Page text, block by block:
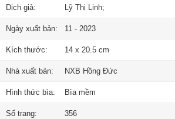
Dịch giả: Lỹ Thị Linh;
Ngày xuất bản: 11 - 2023
Kích thước: 14 x 20.5 cm
Nhà xuất bản: NXB Hồng Đức
Hình thức bìa: Bìa mềm
Số trang: 356